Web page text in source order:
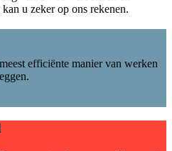
u zeker op ons rekenen.
efficiënte manier van werken